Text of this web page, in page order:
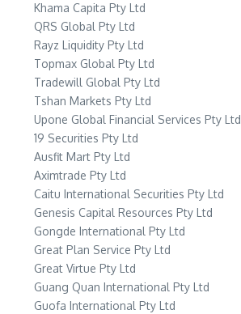
Khama Capita Pty Ltd
QRS Global Pty Ltd
Rayz Liquidity Pty Ltd
Topmax Global Pty Ltd
Tradewill Global Pty Ltd
Tshan Markets Pty Ltd
Upone Global Financial Services Pty Ltd
19 Securities Pty Ltd
Ausfit Mart Pty Ltd
Aximtrade Pty Ltd
Caitu International Securities Pty Ltd
Genesis Capital Resources Pty Ltd
Gongde International Pty Ltd
Great Plan Service Pty Ltd
Great Virtue Pty Ltd
Guang Quan International Pty Ltd
Guofa International Pty Ltd